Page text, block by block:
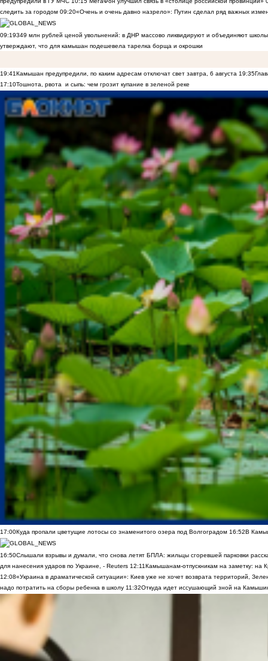
следить за городом 09:20«Очень и очень давно назрело»: Путин сделал ряд важных
09:19349 млн рублей ценой увольнений: в ДНР массово ликвидируют и объединяют
утверждают, что для камышан подешевела тарелка борща и окрошки
19:41Камышан предупредили, по каким адресам отключат свет завтра, 6 августа 19:35
17:10Тошнота, рвота и сыпь: чем грозит купание в зеленой реке
17:00Куда пропали цветущие лотосы со знаменитого озера под Волгоградом 16:52В
16:50Слышали взрывы и думали, что снова летят БПЛА: жильцы сгоревшей парковки
для нанесения ударов по Украине, - Reuters 12:11Камышанам-отпускникам на заметку: на
12:08«Украина в драматической ситуации»: Киев уже не хочет возврата территорий,
надо потратить на сборы ребенка в школу 11:32Откуда идет иссушающий зной на